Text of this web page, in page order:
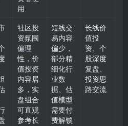
用
社区投
资氛围
偏理
性，价
值投资
内容居
多，实
盘组合
可直观
参考长
短线交
易内容
偏少，
部分精
细化行
业数
据、估
值模型
需要付
费解锁
长线价
值投
资、个
股深度
复盘、
投资思
路交流